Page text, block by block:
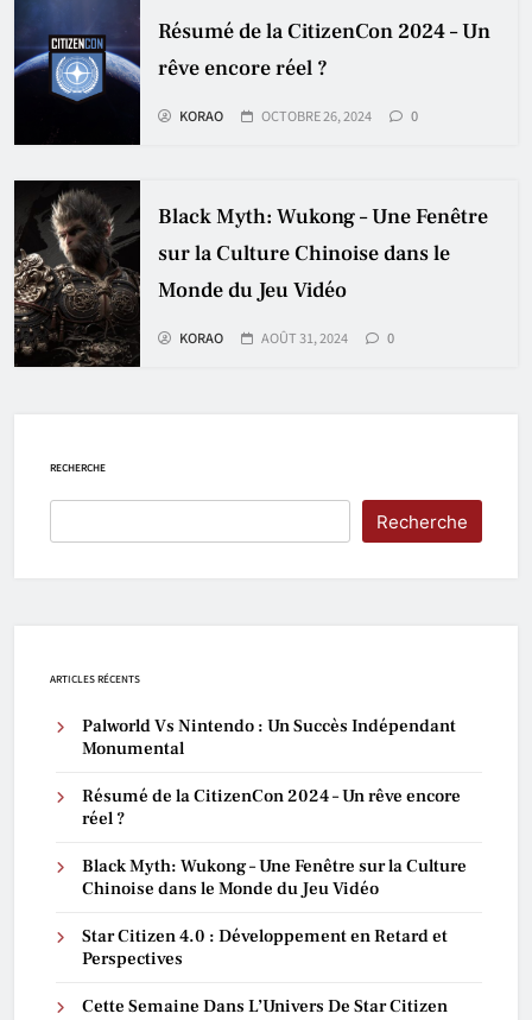
Résumé de la CitizenCon 2024 – Un
rêve encore réel ?
KORAO OCTOBRE 26, 2024 0
Black Myth: Wukong – Une Fenêtre
sur la Culture Chinoise dans le
Monde du Jeu Vidéo
KORAO AOÛT 31, 2024 0
RECHERCHE
Recherche
ARTICLES RÉCENTS
Palworld Vs Nintendo : Un Succès Indépendant
Monumental
Résumé de la CitizenCon 2024 – Un rêve encore
réel ?
Black Myth: Wukong – Une Fenêtre sur la Culture
Chinoise dans le Monde du Jeu Vidéo
Star Citizen 4.0 : Développement en Retard et
Perspectives
Cette Semaine Dans L’Univers De Star Citizen